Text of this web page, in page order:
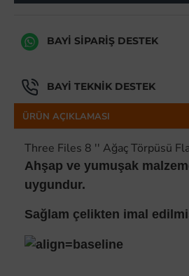
BAYI SIPARIŞ DESTEK
BAYI TEKNIK DESTEK
ÜRÜN AÇIKLAMASI
Three Files 8 '' Ağaç Törpüsü
Ahşap ve yumuşak
uygundur.
Sağlam çelikten imal